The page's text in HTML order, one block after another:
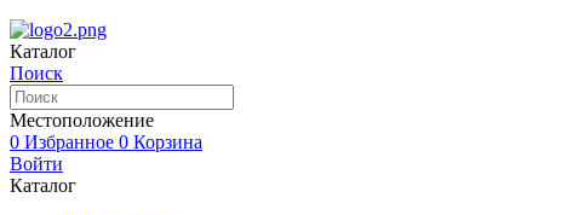
Каталог
Поиск
Местоположение
0 Избранное 0 Корзина
Войти
Каталог